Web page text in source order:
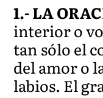
1.- LA
interior o
tan sólo el
del amor o
labios. El